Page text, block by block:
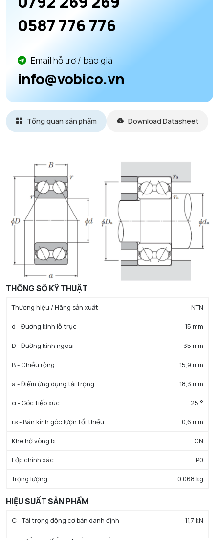
0587 776 776
Email hỗ trợ / báo giá
info@vobico.vn
Tổng quan sản phẩm Download Datasheet
THÔNG SỐ KỸ THUẬT
Thương hiệu / Hãng sản xuất NTN
d - Đường kính lỗ trục 15 mm
D - Đường kính ngoài 35 mm
B - Chiều rộng 15,9 mm
a - Điểm ứng dụng tải trọng 18,3 mm
α - Góc tiếp xúc 25 °
rs - Bán kính góc lượn tối thiểu 0,6 mm
Khe hở vòng bi CN
Lớp chính xác P0
Trọng lượng 0,068 kg
HIỆU SUẤT SẢN PHẨM
C - Tải trọng động cơ bản danh định 11,7 kN